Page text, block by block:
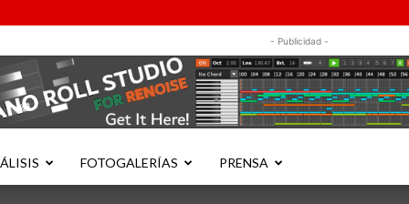
- Publicidad -
FOTOGALERÍAS PRENSA